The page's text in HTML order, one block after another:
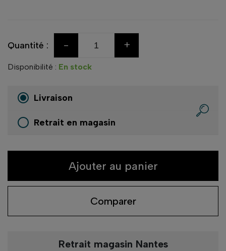
Quantité : - +
Disponibilité : En stock
Livraison
Retrait en magasin
Ajouter au panier
Comparer
Retrait magasin Nantes